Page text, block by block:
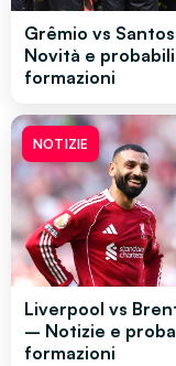
Grêmio vs
Novità e probabili
formazioni
NOTIZIE
Liverpool vs
– Notizie e
formazioni